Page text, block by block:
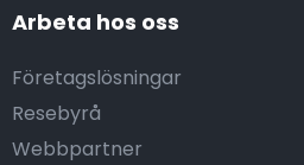
Arbeta hos oss
Företagslösningar
Resebyrå
Webbpartner